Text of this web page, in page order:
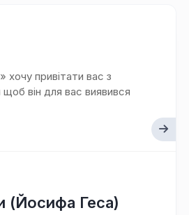
містом
Доля
хочу привітати вас з
він для вас виявився
(Йосифа Геса)